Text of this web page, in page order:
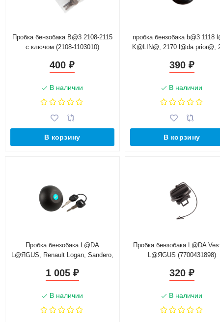
Пробка бензобака B@3 2108-2115
с ключом (2108-1103010)
400₽
В наличии
В корзину
пробка бензобака b@3 1118
K@LIN@, 2170 l@da prior@,
390 ₽
В наличии
В корзину
Пробка бензобака L@DA
L@ЯGUS, Renault Logan, Sandero,
1 005 ₽
В наличии
Пробка бензобака L@DA
L@ЯGUS (7700431898)
320 ₽
В наличии